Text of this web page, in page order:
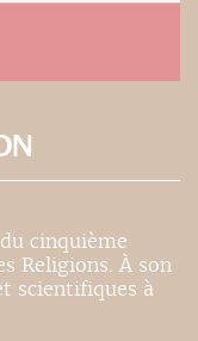
cinquième
Religions. À son
scientifiques à